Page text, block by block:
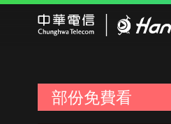
部份免費看